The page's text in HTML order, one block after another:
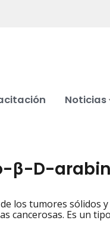
Noticias
β-D-
los tumores sólidos
cancerosas. Es un